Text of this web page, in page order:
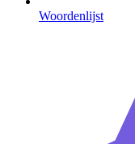
Woordenlijst